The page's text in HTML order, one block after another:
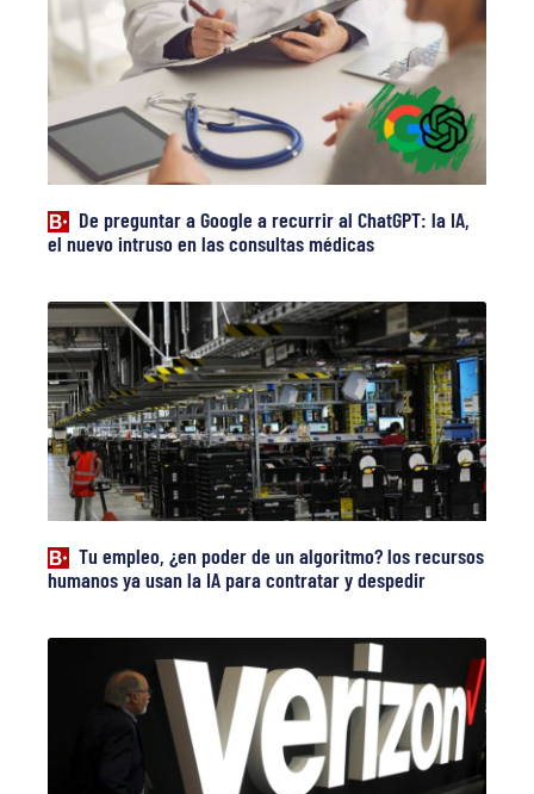
De preguntar a Google a recurrir al ChatGPT: la IA,
el nuevo intruso en las consultas médicas
Tu empleo, ¿en poder de un algoritmo? los recursos
humanos ya usan la IA para contratar y despedir